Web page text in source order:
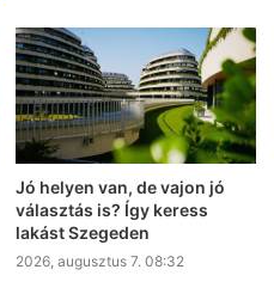
Jó helyen van, de vajon jó
választás is? Így keress
lakást Szegeden
2026, augusztus 7. 08:32